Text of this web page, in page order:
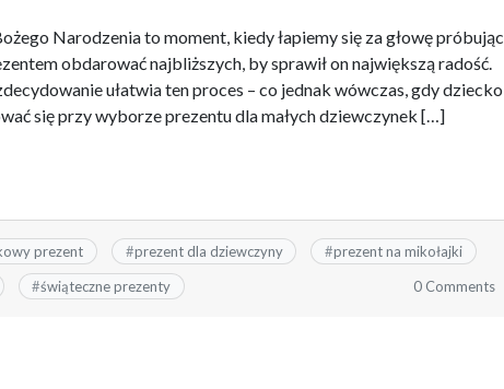
Narodzenia to moment, kiedy łapiemy się za głowę próbując
obdarować najbliższych, by sprawił on największą radość.
ułatwia ten proces – co jednak wówczas, gdy dziecko
się przy wyborze prezentu dla małych dziewczynek […]
prezent #prezent dla dziewczyny #prezent na mikołajki
#świąteczne prezenty 0 Comments